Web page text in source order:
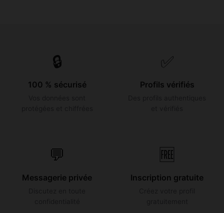
🔒
100 % sécurisé
✅
Profils vérifiés
💬
Messagerie privée
🆓
Inscription gratuite